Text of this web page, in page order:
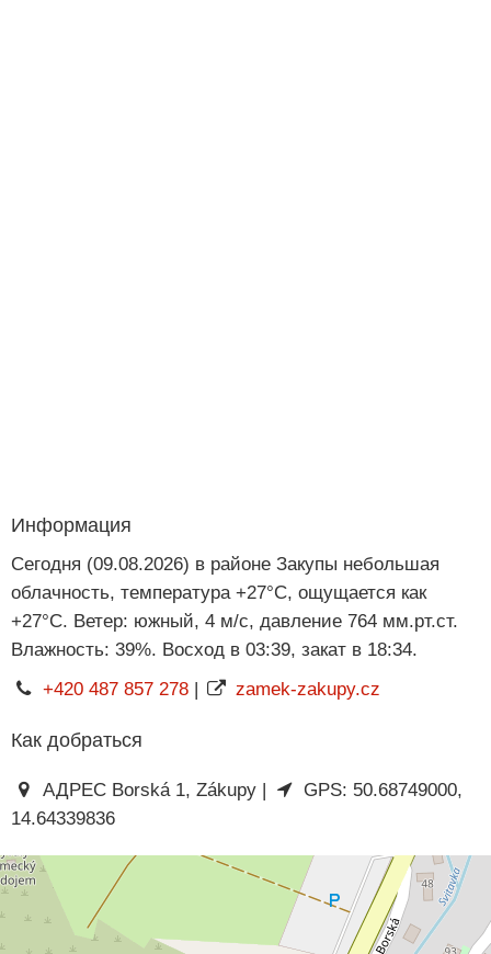
Информация
Сегодня (09.08.2026) в районе Закупы небольшая
облачность, температура +27°C, ощущается как
+27°C. Ветер: южный, 4 м/с, давление 764 мм.рт.ст.
Влажность: 39%. Восход в 03:39, закат в 18:34.
+420 487 857 278| zamek-zakupy.cz
Как добраться
АДРЕС Borská 1, Zákupy |
GPS: 50.68749000,
14.64339836